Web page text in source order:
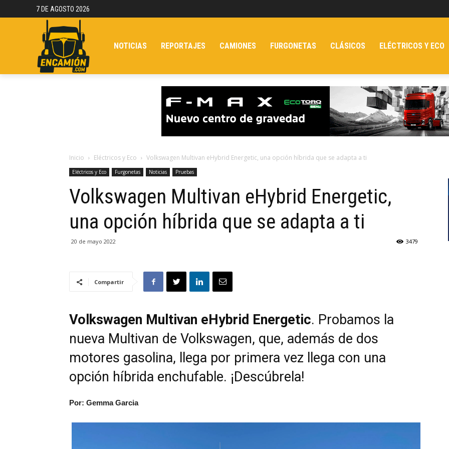
7 DE AGOSTO 2026
NOTICIAS REPORTAJES CAMIONES FURGONETAS CLÁSICOS ELÉCTRICOS Y ECO
Inicio Eléctricos y Eco Volkswagen Multivan eHybrid Energetic, una opción híbrida que se adapta a ti
Eléctricos y Eco Furgonetas Noticias Pruebas
Volkswagen Multivan eHybrid Energetic,
una opción híbrida que se adapta a ti
20 de mayo 2022 3479
Compartir
Volkswagen Multivan eHybrid Energetic. Probamos la
nueva Multivan de Volkswagen, que, además de dos
motores gasolina, llega por primera vez llega con una
opción híbrida enchufable. ¡Descúbrela!
Por: Gemma Garcia